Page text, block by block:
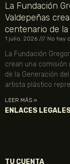
La Fundación
Valdepeñas
centenario de
1 julio, 2026 No hay
La Fundación
crean una
de la Generación
artista plástico
LEER MÁS »
ENLACES
TU CUENTA